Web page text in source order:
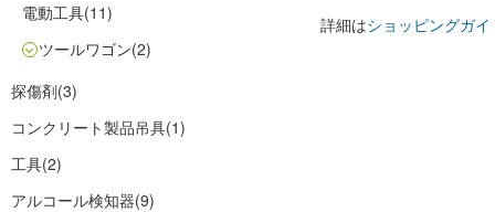
電動工具(11)
ツールワゴン(2)
探傷剤(3)
コンクリート製品吊具(1)
工具(2)
アルコール検知器(9)
詳細はショッピングガイ